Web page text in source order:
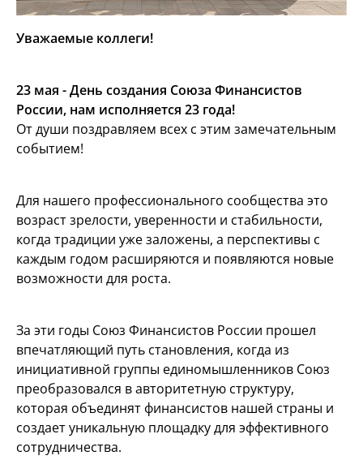
Уважаемые коллеги!
23 мая - День создания Союза Финансистов
России, нам исполняется 23 года!
От души поздравляем всех с этим замечательным
событием!
Для нашего профессионального сообщества это
возраст зрелости, уверенности и стабильности,
когда традиции уже заложены, а перспективы с
каждым годом расширяются и появляются новые
возможности для роста.
За эти годы Союз Финансистов России прошел
впечатляющий путь становления, когда из
инициативной группы единомышленников Союз
преобразовался в авторитетную структуру,
которая объединят финансистов нашей страны и
создает уникальную площадку для эффективного
сотрудничества.